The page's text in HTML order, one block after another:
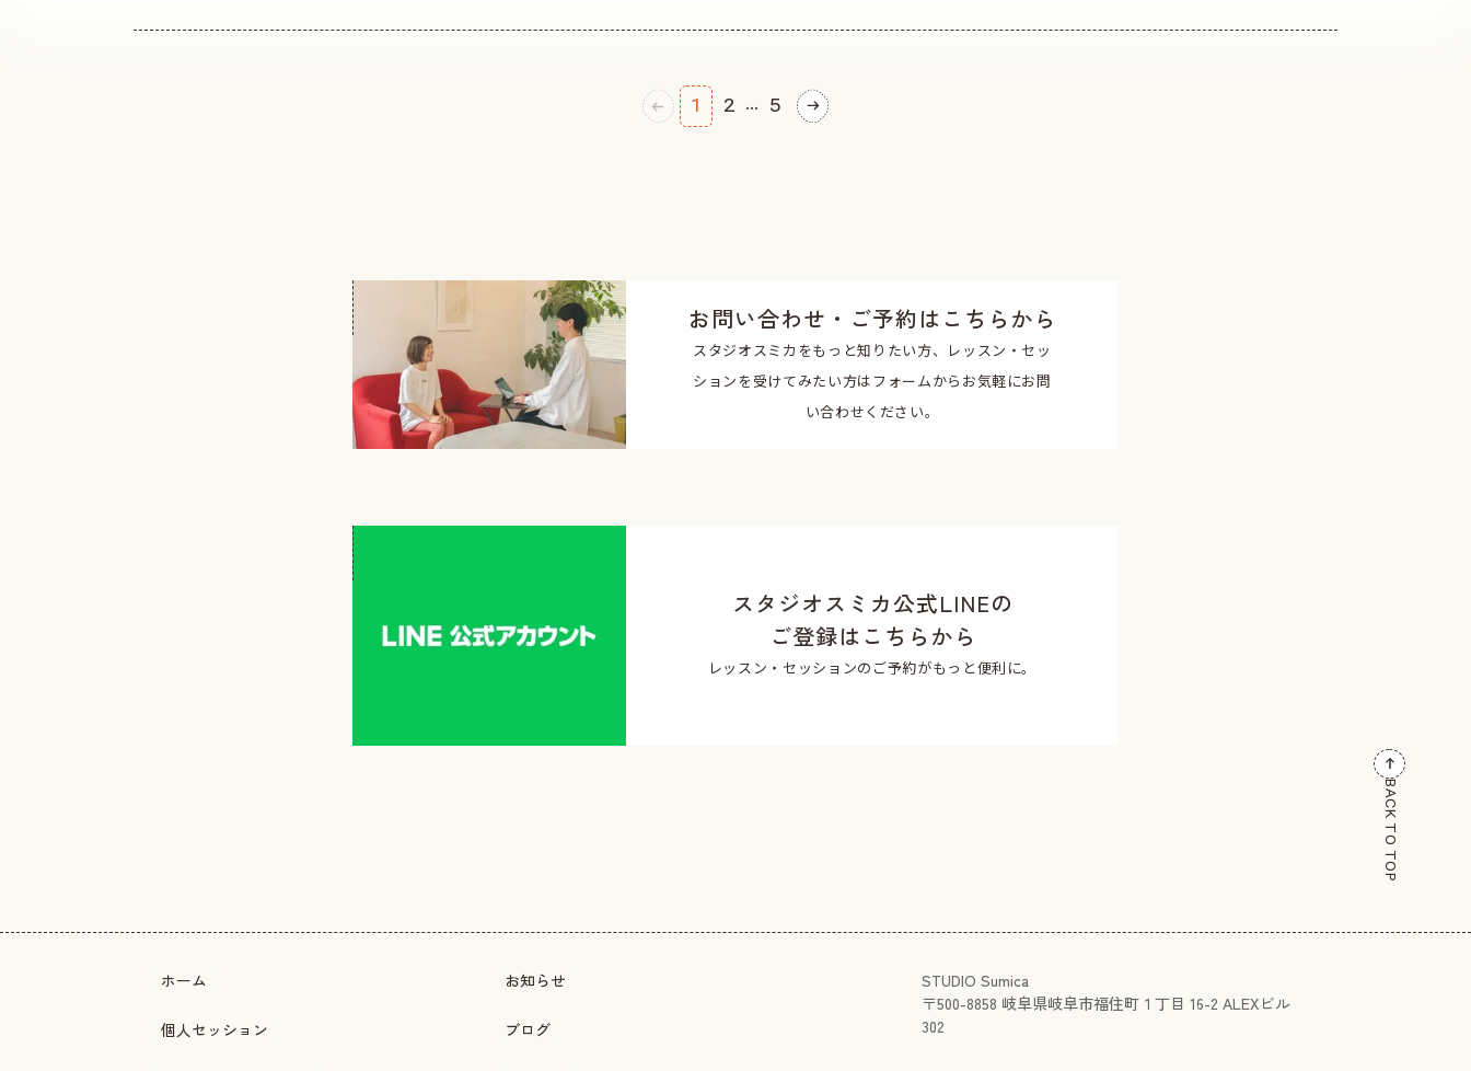
1 2 ... 5
お問い合わせ・ご予約はこちらから
スタジオスミカをもっと知りたい方、レッスン・セッ
ションを受けてみたい方はフォームからお気軽にお問
い合わせください。
スタジオスミカ公式LINEの
ご登録はこちらから
レッスン・セッションのご予約がもっと便利に。
BACK TO TOP
ホーム
個人セッション
お知らせ
ブログ
STUDIO Sumica
〒500-8858 岐阜県岐阜市福住町１丁目 16-2 ALEXビル
302